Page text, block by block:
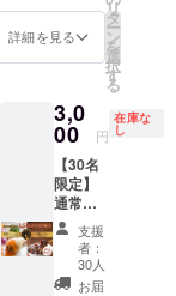
地集合
になり
くださ
い。 ※
クール
便で配
送させ
て頂き
ます。
※送料込
み ※賞
味期限
得！ 薬
膳ポ
ケット
(5本×3
送)+薬
膳おこ
わ
(180g×
5食×3回
配送)
《モニ
ター特
典》試
食会に
詳細を見る
リ
タ
ー
ン
を
選
択
す
る
3,0
00 円
在庫な
し
【30名
限定】
通常よ
り1,560
円お
得！ 薬
膳ポ
支援
者：
30人
お届